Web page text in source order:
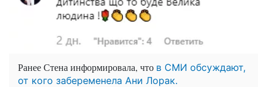
Ранее Стена информировала, что в СМИ обсуждают,
от кого забеременела Ани Лорак.